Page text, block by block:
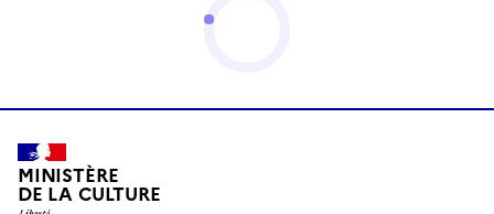
MINISTÈRE
DE LA CULTURE